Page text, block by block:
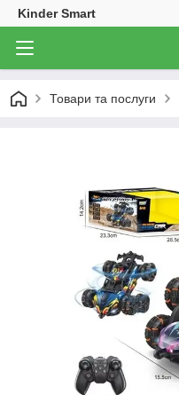
Kinder Smart
Товари та послуги